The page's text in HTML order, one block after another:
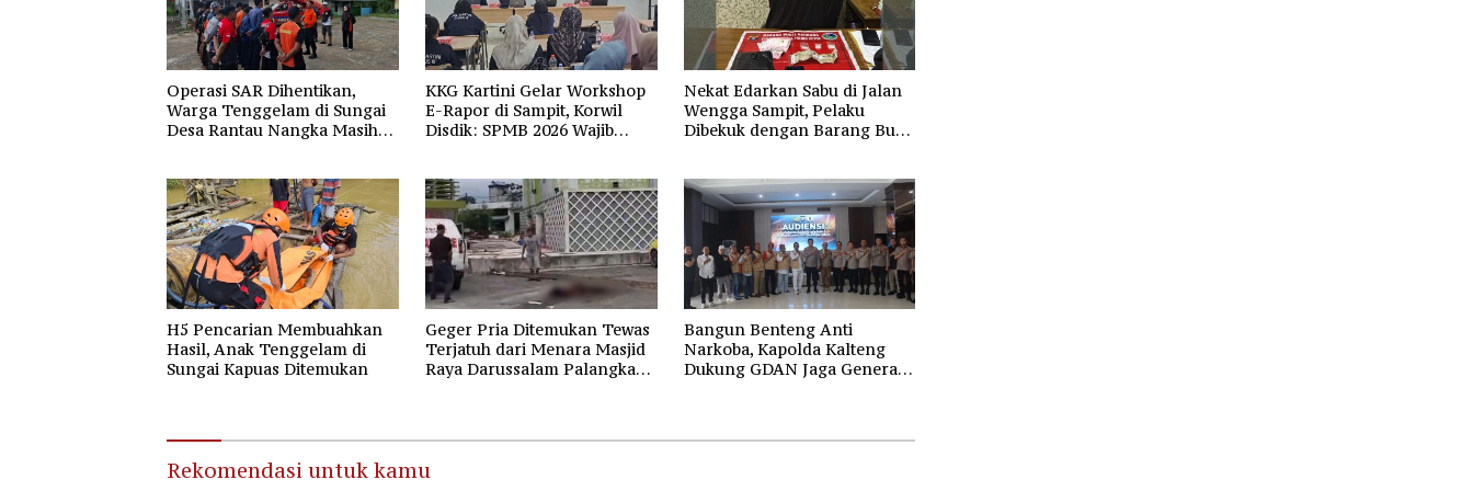
Operasi SAR Dihentikan,
Warga Tenggelam di Sungai
Desa Rantau Nangka Masih
KKG Kartini Gelar Workshop
E-Rapor di Sampit, Korwil
Disdik: SPMB 2026 Wajib
Nekat Edarkan Sabu di Jalan
Wengga Sampit, Pelaku
Dibekuk dengan Barang Bukti
H5 Pencarian Membuahkan
Hasil, Anak Tenggelam di
Sungai Kapuas Ditemukan
Geger Pria Ditemukan Tewas
Terjatuh dari Menara Masjid
Raya Darussalam Palangka
Bangun Benteng Anti
Narkoba, Kapolda Kalteng
Dukung GDAN Jaga Generasi
Rekomendasi untuk kamu